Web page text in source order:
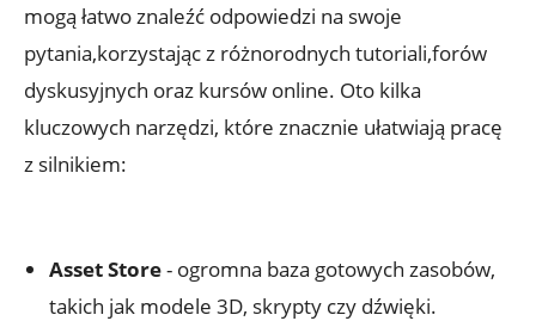
mogą ⁤łatwo ⁢znaleźć ‌odpowiedzi na swoje
pytania,korzystając z różnorodnych tutoriali,forów
dyskusyjnych oraz kursów online. Oto kilka
kluczowych narzędzi, które znacznie ułatwiają pracę
z silnikiem:
Asset ⁢Store​- ogromna baza gotowych zasobów,
takich jak modele 3D, skrypty czy dźwięki.